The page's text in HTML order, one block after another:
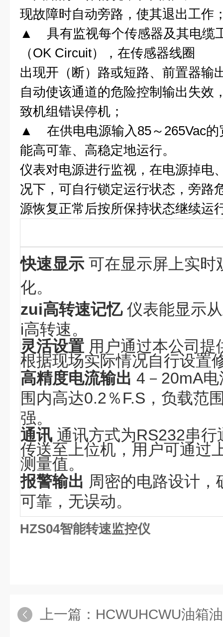
现故障时自动旁路，使其退出工作
▲
具有监视每个传感器及其电缆
（OK Circuit），在传感器线圈
出现开（断）路或短路、前置器输
自动使该通道的危险控制输出失效
致机组错误停机；
▲
在供电电源输入85～ 265Vac的
能高可靠、高稳定地运行。
仪表对电源进行监视，在电源掉电
况下，可自行锁定运行状态，旁路
源恢复正常后按所保持状态继续运
快速显示 可在显示屏上实时
化。
zui高转速记忆 仪表能显示
i高转速。
灵活设置 用户通过本公司
根据现场实际情况自行设置
高精度电流输出 4 － 20mA
围内高达0.2％F.S ，负载范
强。
通讯 通讯方式为RS232串行
传送至上位机，用户可通过
测量值。
报警输出 周密的电路设计
可靠，无误动。
HZS04智能转速监控仪
上一篇： HCWUHCWU油箱